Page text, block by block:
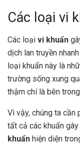
Các loại vi
Các loại vi khuẩn
dịch lan truyền
loại khuẩn này là
trường sống xung
thậm chí là bên
Vì vậy, chúng ta cần
tất cả các khuẩn
khuẩn hiện diện